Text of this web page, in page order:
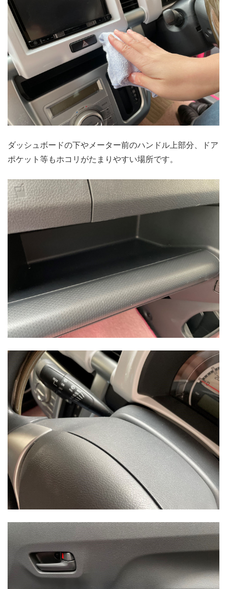
ダッシュボードの下やメーター前のハンドル上部分、ドア
ポケット等もホコリがたまりやすい場所です。